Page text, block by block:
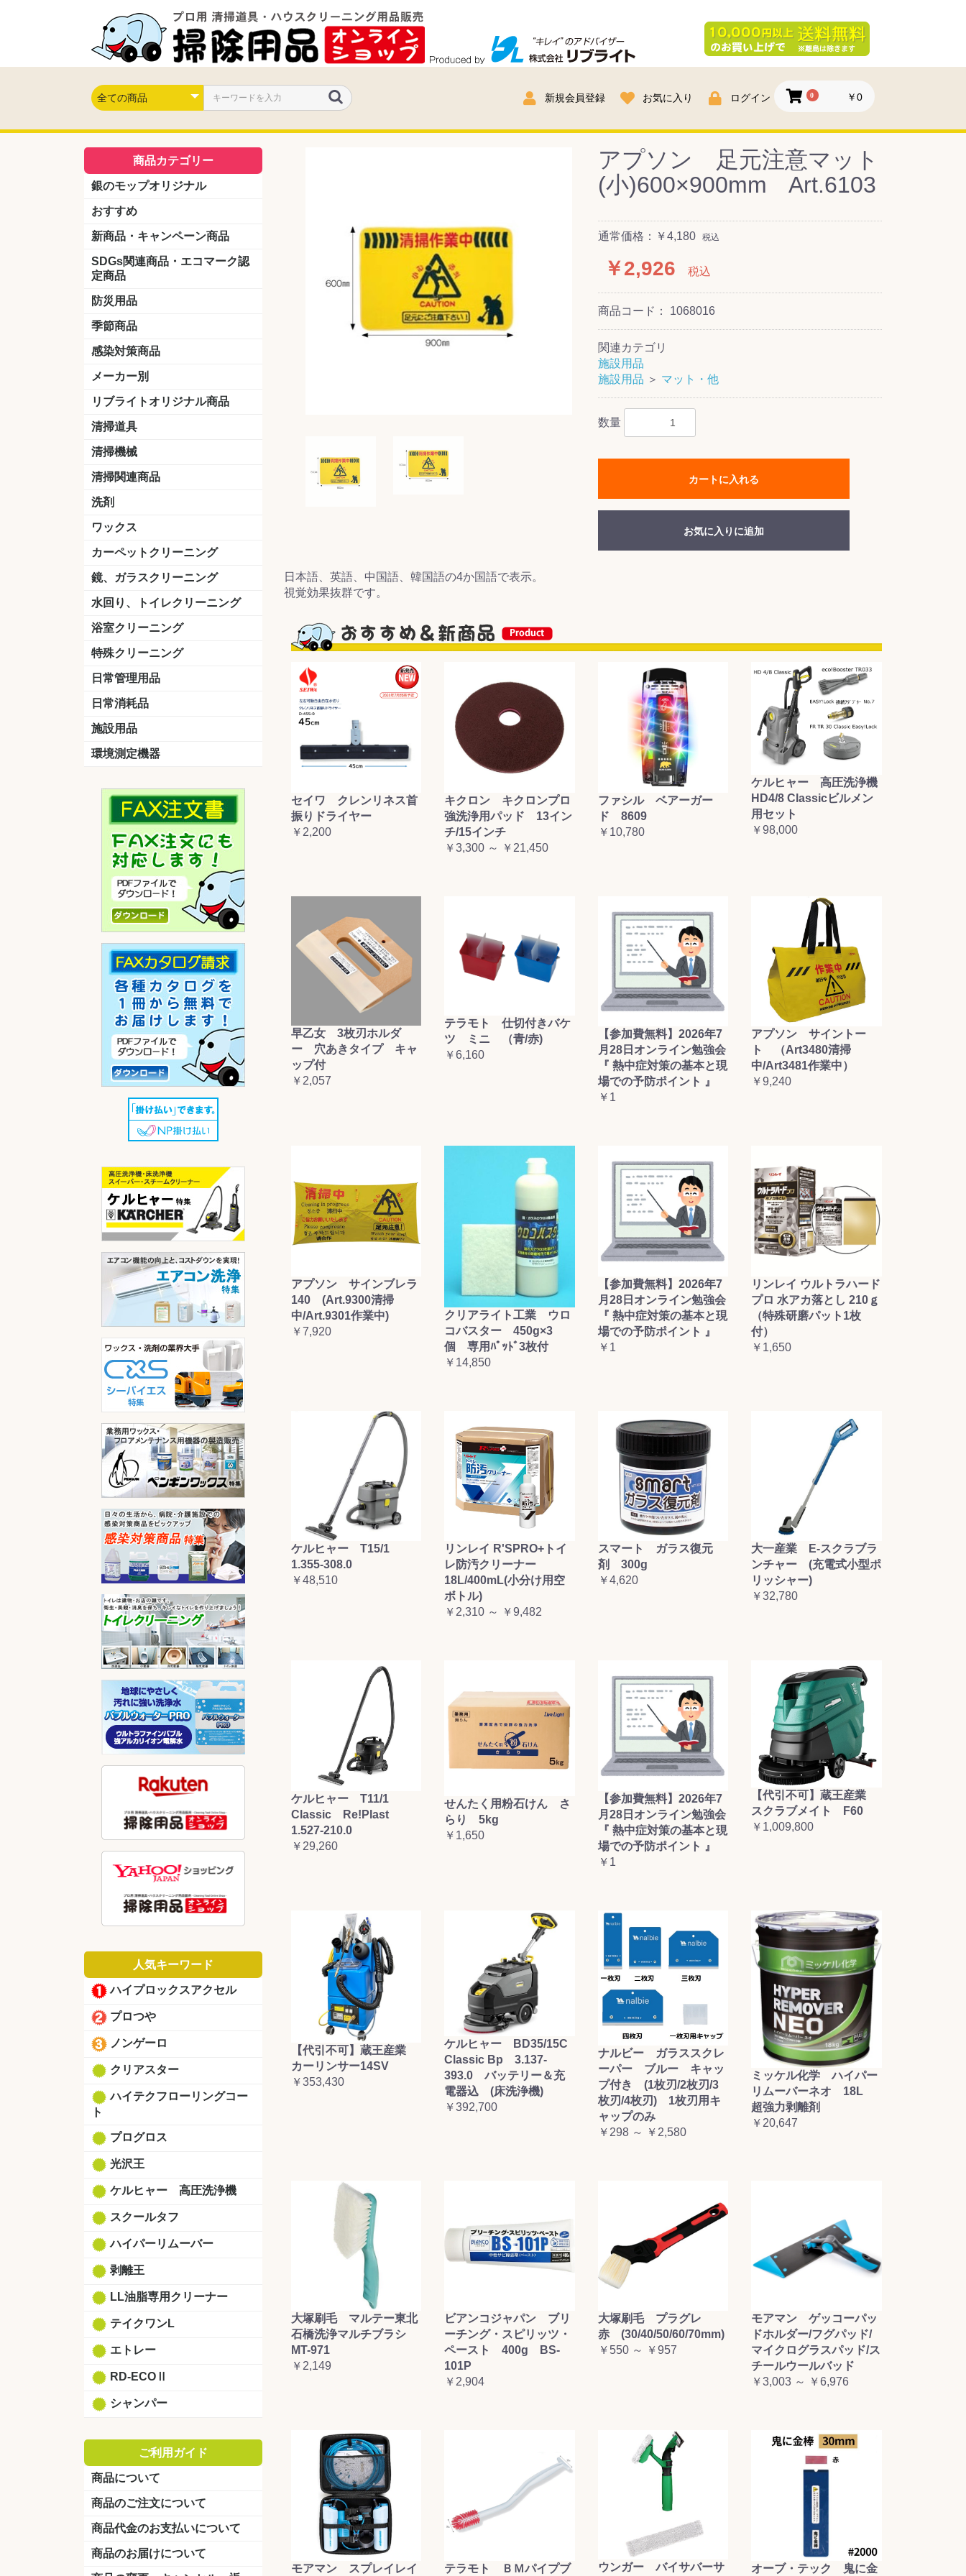
新規会員登録 お気に入り ログイン 0 ￥0
商品カテゴリー
銀のモップオリジナル
おすすめ
新商品・キャンペーン商品
キャンペーン商品
新製品
SDGs関連商品・エコマーク認
定商品
防災用品
季節商品
感染対策商品
おう吐物
除菌洗剤
うがい薬
マスク
手洗い石鹸
手指消毒
手袋
メーカー別
クオリティ
ニイタカ
シーバイエス
リンレイ
ペンギンワックス
横浜油脂工業
ミッケル化学（旧：スイショウ
ユシロ化学
コニシ
つやげん
ダイカ商事
スリーエムジャパン
山崎産業
テラモト
セイワ
エトレー
ラバーメイド
ジャパックス
日本サニパック
ケルヒャー
マキタ
ショーワグローブ
花王
サラヤ
アルボース
コスケム
ミヤキ
紺商
信徳ポミー
リブライトオリジナル商品
LLオレンジクリーナー
LL油脂専用クリーナー
LLワックスモップ
LL-21
マーベラスiL
清掃道具
ほうき
ちりとり
モップ及び関連品
(ワンタッチ式用)
モップ
ハードフロア用ダストモップ
テラモト
その他
清掃機械
掃除機
ドライバキューム
アップライトバキューム
コードレスタイプ
高圧洗浄機
吸水機
カーペット用マシン
送風機
ポリッシャー スタンダード
高速回転
ハンディポリッシャー
関連商品
ポリッシャー・自動床洗浄機用
掃除機用紙パック
その他
清掃関連商品
ダストカート
台車
移動式バレット
脚立
モップハンガー
サインボード
光沢計
カーペット汚染度計
洗剤
床用表面洗浄剤
ハクリ剤
厨房用
工場用
石材用
サビ用
木材用
タイル用
外壁用
壁面用
手あか用
病院用
除菌用
ワックス
樹脂ワックス
半樹脂ワックス
フローリング用
病院用ワックス
中性ワックス
石材用
木床用
その他
カーペットクリーニング
洗剤
ガム除去剤
シミ抜き剤
ブラシ
パット
その他
鏡、ガラスクリーニング
ガラスワイパー
シャンパー(ウオッシャー)
ガラススクイジー
ケレン
ツールホルダー
洗剤 うろこ取り
天井・高所作業
水回り、トイレクリーニング
洗剤
尿石除去剤
水アカ除去剤
排水管つまり除去剤
消臭・防臭剤
道具 ラバーカップ
浴室クリーニング
洗剤
バスクリーナー
カビ取り剤
道具
特殊クリーニング
石材
エアコン
リンス&中和剤&前処理
外壁
その他
日常管理用品
クリーナー
洗濯用洗剤
油汚れ落とし
サビ取り剤
タバコ専用消臭
日常消耗品
トイレットペーパー
ペーパータオル
便座除菌クリーナー
ポリ袋
施設用品
マット・他
ベンチ
灰皿
傘立
くず入れ
環境測定機器
人気キーワード
ハイプロックスアクセル
プロつや
ノンゲーロ
クリアスター
ハイテクフローリングコー
ト
プログロス
光沢王
ケルヒャー 高圧洗浄機
スクールタフ
ハイパーリムーバー
剥離王
LL油脂専用クリーナー
テイクワンL
エトレー
RD-ECOⅡ
シャンパー
ご利用ガイド
商品について
商品のご注文について
商品代金のお支払いについて
商品のお届けについて
アプソン 足元注意マット
(小)600×900mm Art.6103
通常価格：￥4,180 税込
￥2,926 税込
商品コード： 1068016
関連カテゴリ
施設用品
施設用品 ＞ マット・他
数量
カートに入れる
お気に入りに追加
日本語、英語、中国語、韓国語の4か国語で表示。
視覚効果抜群です。
セイワ クレンリネス首
振りドライヤー
￥2,200
キクロン キクロンプロ
強洗浄用パッド 13イン
チ/15インチ
￥3,300 ～ ￥21,450
ファシル ベアーガー
ド 8609
￥10,780
ケルヒャー 高圧洗浄機
HD4/8 Classicビルメン
用セット
￥98,000
早乙女 3枚刃ホルダ
ー 穴あきタイプ キャ
ップ付
￥2,057
テラモト 仕切付きバケ
ツ ミニ （青/赤)
￥6,160
【参加費無料】2026年7
月28日オンライン勉強会
『 熱中症対策の基本と現
場での予防ポイント 』
￥1
アプソン サイントー
ト （Art3480清掃
中/Art3481作業中）
￥9,240
アプソン サインブレラ
140 (Art.9300清掃
中/Art.9301作業中)
￥7,920
クリアライト工業 ウロ
コバスター 450g×3
個 専用ﾊﾟｯﾄﾞ3枚付
￥14,850
【参加費無料】2026年7
月28日オンライン勉強会
『 熱中症対策の基本と現
場での予防ポイント 』
￥1
リンレイ ウルトラハード
プロ 水アカ落とし 210ｇ
（特殊研磨パット1枚
付）
￥1,650
ケルヒャー T15/1
1.355-308.0
￥48,510
リンレイ R'SPRO+トイ
レ防汚クリーナー
18L/400mL(小分け用空
ボトル)
￥2,310 ～ ￥9,482
スマート ガラス復元
剤 300g
￥4,620
大一産業 E-スクラブラ
ンチャー (充電式小型ポ
リッシャー)
￥32,780
ケルヒャー T11/1
Classic Re!Plast
1.527-210.0
￥29,260
せんたく用粉石けん さ
らり 5kg
￥1,650
【参加費無料】2026年7
月28日オンライン勉強会
『 熱中症対策の基本と現
場での予防ポイント 』
￥1
【代引不可】蔵王産業
スクラブメイト F60
￥1,009,800
【代引不可】蔵王産業
カーリンサー14SV
￥353,430
ケルヒャー BD35/15C
Classic Bp 3.137-
393.0 バッテリー＆充
電器込 (床洗浄機)
￥392,700
ナルビー ガラススクレ
ーパー ブルー キャッ
プ付き (1枚刃/2枚刃/3
枚刃/4枚刃) 1枚刃用キ
ャップのみ
￥298 ～ ￥2,580
ミッケル化学 ハイパー
リムーバーネオ 18L
超強力剥離剤
￥20,647
大塚刷毛 マルテー東北
石橋洗浄マルチブラシ
MT-971
￥2,149
ビアンコジャパン ブリ
ーチング・スピリッツ・
ペースト 400g BS-
101P
￥2,904
大塚刷毛 プラグレ
赤 (30/40/50/60/70mm)
￥550 ～ ￥957
モアマン ゲッコーパッ
ドホルダー/フグパッド/
マイクログラスパッド/ス
チールウールバッド
￥3,003 ～ ￥6,976
モアマン スプレイレイ テラモト ＢＭパイプブ ウンガー バイサバーサ オーブ・テック 鬼に金